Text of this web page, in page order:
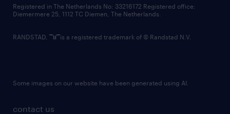
contact us
Registered in The Netherlands No: 33216172 Registered office:
Diemermere 25, 1112 TC Diemen, The Netherlands.
RANDSTAD, is a registered trademark of © Randstad N.V.
Some images on our website have been generated using AI.